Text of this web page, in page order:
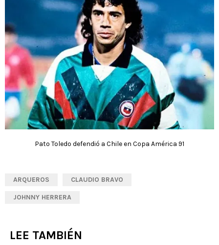
Pato Toledo defendió a Chile en Copa América 91
ARQUEROS CLAUDIO BRAVO
JOHNNY HERRERA
LEE TAMBIÉN